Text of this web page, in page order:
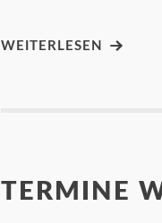
WEITERLESEN
TERMINE